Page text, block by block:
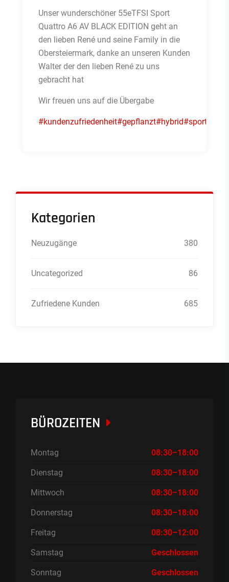
Unser wunderschöner 55eTFSI Sport
Quattro A6 AV BLACK EDITION geht an
den lieben René und seine Family in die
Obersteiermark, danke an unseren Kunden
Walter der den lieben René zu uns
gebracht hat
Wir freuen uns auf die Übergabe
#kundenzufriedenheit#gepflanzt#hybrid
Kategorien
Neuzugänge 380
Uncategorized 86
Zufriedene Kunden 685
BÜROZEITEN
Montag 08:30–18:00
Dienstag 08:30–18:00
Mittwoch 08:30–18:00
Donnerstag 08:30–18:00
Freitag 08:30–12:00
Samstag Geschlossen
Sonntag Geschlossen